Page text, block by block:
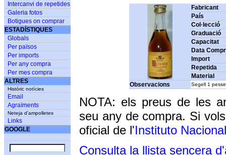
Intercanvi de repetides
Galeria fotos
Botigues on comprar
ESTADÍSTIQUES
Globals
Per països
Per imports
Per any compra
Per mes compra
ALTRES
Històric notícies
Email
Agraïments
Neteja d'ampolletes
Links
GOOGLE
Fabricant
País
Col·lecció
Graduació
Capacitat
Data
Import
Repetida
Material
Observacions
Segell 1
NOTA: els preus de les
seu any de compra. Si
oficial de l'Instituto
Consulta la llista sencera